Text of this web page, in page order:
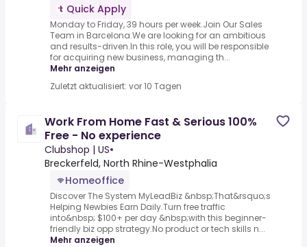
Quick Apply
Monday to Friday, 39 hours per week.Join Our Sales
Team in Barcelona.We are looking for an ambitious
and results-driven.In this role, you will be responsible
for acquiring new business, managing th...
Mehr anzeigen
Zuletzt aktualisiert: vor 10 Tagen
Work From Home Fast & Serious 100%
Free - No experience
Clubshop | US•
Breckerfeld, North Rhine-Westphalia
Homeoffice
Discover The System MyLeadBiz &nbsp;That&rsquo;s
Helping Newbies Earn Daily.Turn free traffic
into&nbsp; $100+ per day &nbsp;with this beginner-
friendly biz opp strategy.No product or tech skills n...
Mehr anzeigen